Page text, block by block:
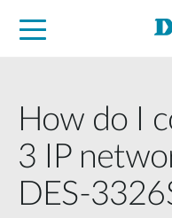
How do I
3 IP
DES-